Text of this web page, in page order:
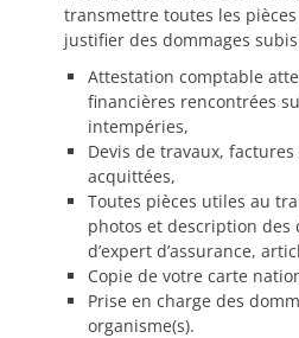
transmettre toutes les
justifier des dommages
Attestation comptable
financières rencontrées
intempéries,
Devis de travaux,
acquittées,
Toutes pièces utiles au
photos et description des
d’expert d’assurance,
Copie de votre carte
Prise en charge des
organisme(s).